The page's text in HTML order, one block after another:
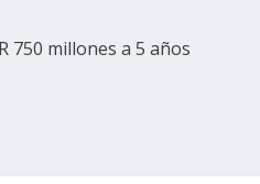
750 millones a 5 años